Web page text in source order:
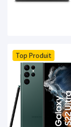
Top Produit